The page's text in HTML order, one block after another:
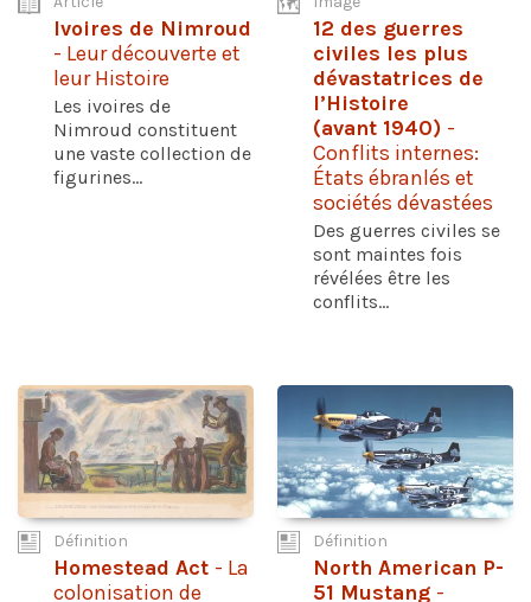
Ivoires de Nimroud
- Leur découverte et
leur Histoire
Les ivoires de
Nimroud constituent
une vaste collection de
figurines...
12 des guerres
civiles les plus
dévastatrices de
l’Histoire
(avant 1940) -
Conflits internes:
États ébranlés et
sociétés dévastées
Des guerres civiles se
sont maintes fois
révélées être les
conflits...
Définition
Homestead Act - La
colonisation de
Définition
North American P-
51 Mustang -